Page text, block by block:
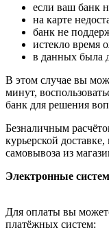
если ваш банк
на карте
банк не
истекло время
в данных была
В этом случае вы
минут,
банк для решения
Безналичным
курьерской
самовывоза из
Электронные
Для оплаты вы
платёжных систем: